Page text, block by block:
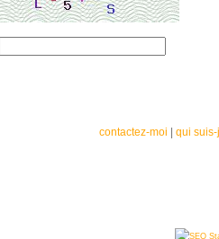
contactez-moi qui